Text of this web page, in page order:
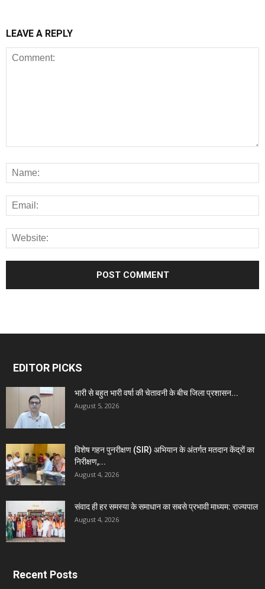
LEAVE A REPLY
EDITOR PICKS
भारी से बहुत भारी वर्षा की चेतावनी के बीच जिला प्रशासन...
August 5, 2026
विशेष गहन पुनरीक्षण (SIR) अभियान के अंतर्गत मतदान केंद्रों का
निरीक्षण,...
August 4, 2026
संवाद ही हर समस्या के समाधान का सबसे प्रभावी माध्यम: राज्यपाल
August 4, 2026
Recent Posts